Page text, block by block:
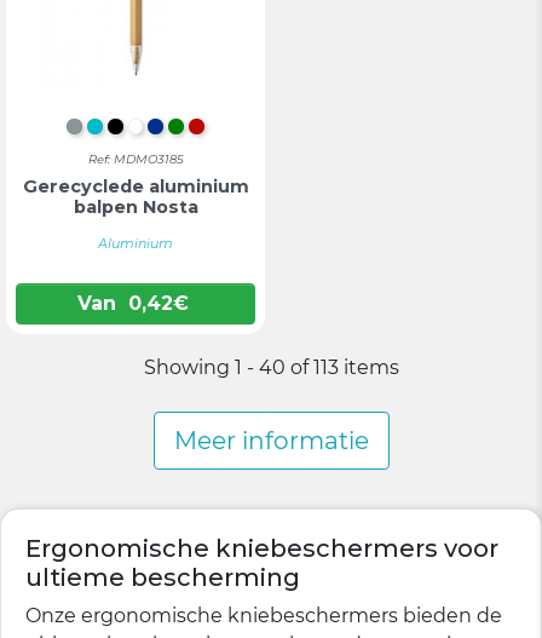
MAT ZILVER
TURKOOIS
ZWART
WITBLAUW
GROEN
ROOD
Ref: MDMO3185
Gerecyclede aluminium
balpen Nosta
Aluminium
Van 0,42€
Showing 1 - 40 of 113 items
Meer informatie
Ergonomische kniebeschermers voor
ultieme bescherming
Onze ergonomische kniebeschermers bieden de